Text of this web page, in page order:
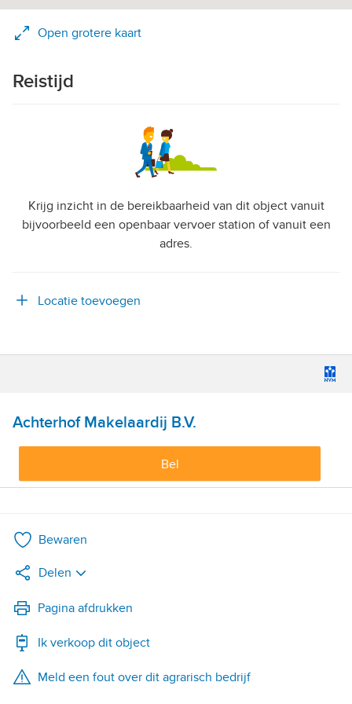
Achterhof Makelaardij B.V.
Bel
Open grotere kaart
Reistijd
Krijg inzicht in de bereikbaarheid van dit object vanuit
bijvoorbeeld een openbaar vervoer station of vanuit een
adres.
Locatie toevoegen
Bewaren
Delen
LinkedIn
WhatsApp
X
Pagina afdrukken
Ik verkoop dit object
Meld een fout over dit agrarisch bedrijf